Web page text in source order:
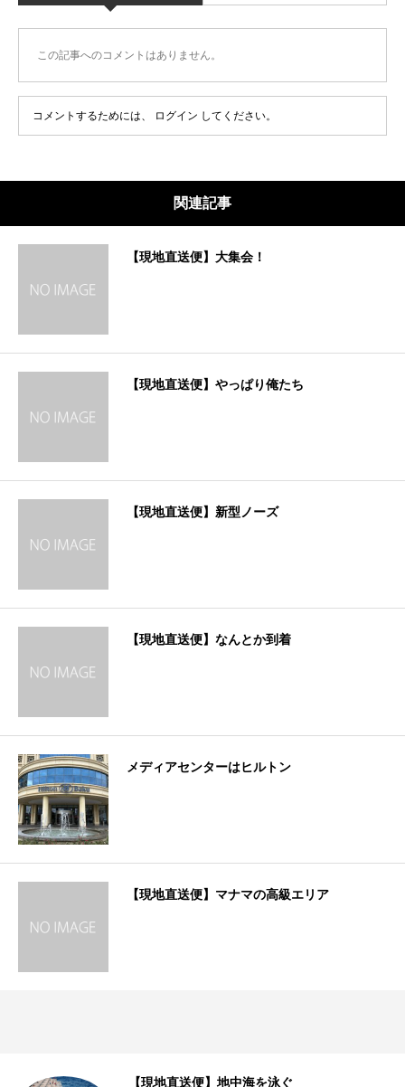
この記事へのコメントはありません。
コメントするためには、 ログイン してください。
関連記事
【現地直送便】大集会！
【現地直送便】やっぱり俺たち
【現地直送便】新型ノーズ
【現地直送便】なんとか到着
メディアセンターはヒルトン
【現地直送便】マナマの高級エリア
【現地直送便】地中海を泳ぐ